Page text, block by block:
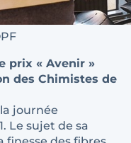
prix « Avenir »
des Chimistes de
journée
Le sujet de sa